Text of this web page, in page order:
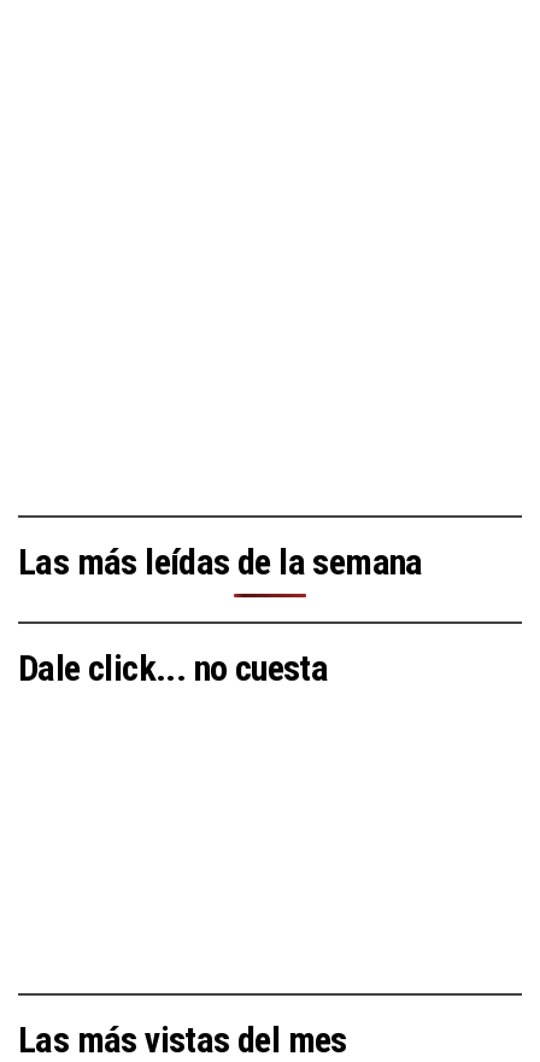
Las más leídas de la semana
Dale click... no cuesta
Las más vistas del mes